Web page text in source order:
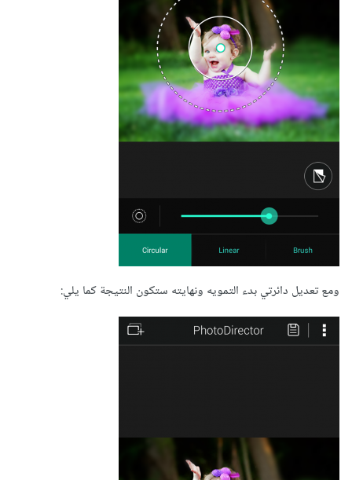
ومع تعديل دائرتي بدء التمويه ونهايته ستكون النتيجة كما يلي: